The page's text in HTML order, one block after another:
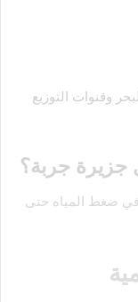
وقنوات التوزيع
جربة؟
ضغط المياه حتى